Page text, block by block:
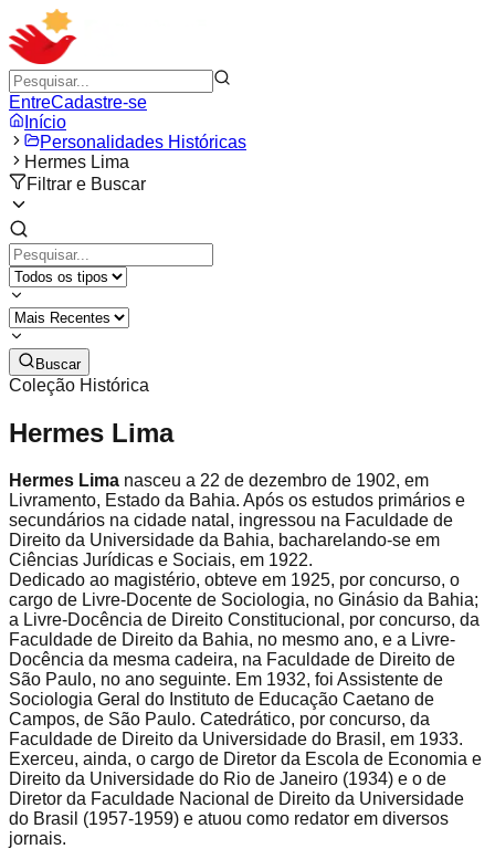
EntreCadastre-se
Início
Personalidades Históricas
Hermes Lima
Filtrar e Buscar
Buscar
Coleção Histórica
Hermes Lima
Hermes Lima nasceu a 22 de dezembro de 1902, em
Livramento, Estado da Bahia. Após os estudos primários e
secundários na cidade natal, ingressou na Faculdade de
Direito da Universidade da Bahia, bacharelando-se em
Ciências Jurídicas e Sociais, em 1922.
Dedicado ao magistério, obteve em 1925, por concurso, o
cargo de Livre-Docente de Sociologia, no Ginásio da Bahia;
a Livre-Docência de Direito Constitucional, por concurso, da
Faculdade de Direito da Bahia, no mesmo ano, e a Livre-
Docência da mesma cadeira, na Faculdade de Direito de
São Paulo, no ano seguinte. Em 1932, foi Assistente de
Sociologia Geral do Instituto de Educação Caetano de
Campos, de São Paulo. Catedrático, por concurso, da
Faculdade de Direito da Universidade do Brasil, em 1933.
Exerceu, ainda, o cargo de Diretor da Escola de Economia e
Direito da Universidade do Rio de Janeiro (1934) e o de
Diretor da Faculdade Nacional de Direito da Universidade
do Brasil (1957-1959) e atuou como redator em diversos
jornais.